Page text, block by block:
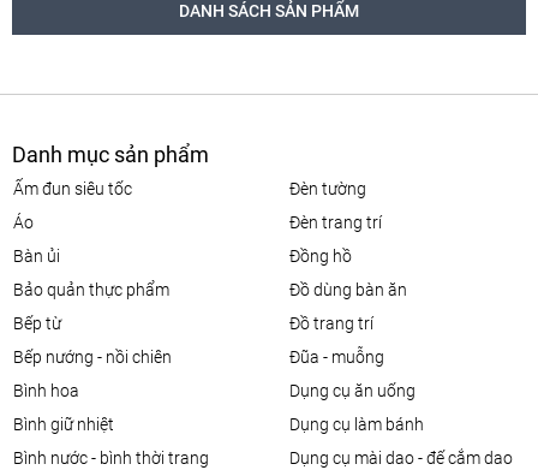
DANH SÁCH SẢN PHẨM
Danh mục sản phẩm
ấm đun siêu tốc
áo
bàn ủi
bảo quản thực phẩm
bếp từ
bếp nướng - nồi chiên
bình hoa
bình giữ nhiệt
bình nước - bình thời trang
đèn tường
đèn trang trí
đồng hồ
đồ dùng bàn ăn
đồ trang trí
đũa - muỗng
dụng cụ ăn uống
dụng cụ làm bánh
dụng cụ mài dao - đế cắm dao